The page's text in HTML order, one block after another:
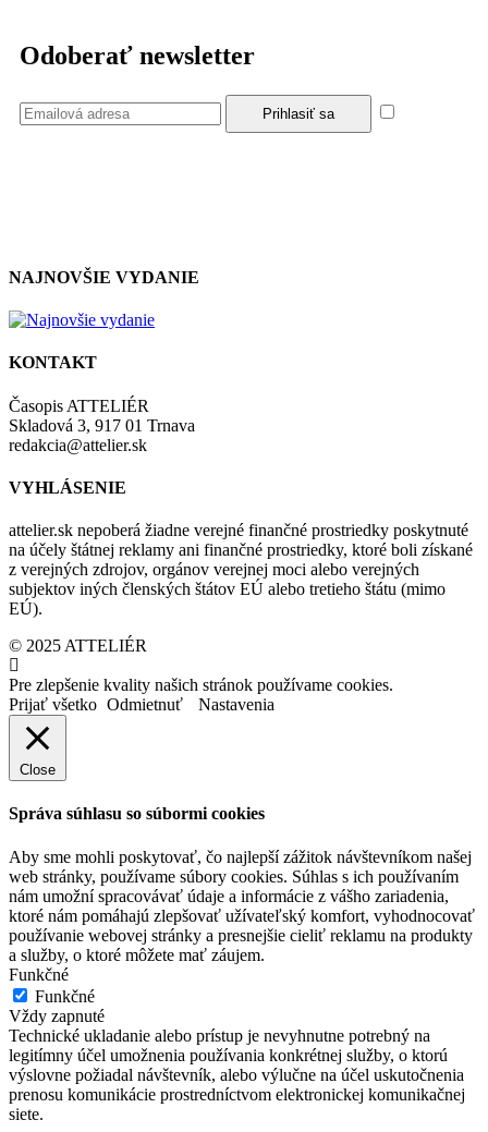
Odoberať newsletter
NAJNOVŠIE VYDANIE
KONTAKT
Časopis ATTELIÉR
Skladová 3, 917 01 Trnava
redakcia@attelier.sk
VYHLÁSENIE
attelier.sk nepoberá žiadne verejné finančné prostriedky poskytnuté
na účely štátnej reklamy ani finančné prostriedky, ktoré boli získané
z verejných zdrojov, orgánov verejnej moci alebo verejných
subjektov iných členských štátov EÚ alebo tretieho štátu (mimo
EÚ).
© 2025 ATTELIÉR
Pre zlepšenie kvality našich stránok používame cookies.
Prijať všetko Odmietnuť Nastavenia
Close
Správa súhlasu so súbormi cookies
Aby sme mohli poskytovať, čo najlepší zážitok návštevníkom našej
web stránky, používame súbory cookies. Súhlas s ich používaním
nám umožní spracovávať údaje a informácie z vášho zariadenia,
ktoré nám pomáhajú zlepšovať užívateľský komfort, vyhodnocovať
používanie webovej stránky a presnejšie cieliť reklamu na produkty
a služby, o ktoré môžete mať záujem.
Funkčné
Funkčné
Vždy zapnuté
Technické ukladanie alebo prístup je nevyhnutne potrebný na
legitímny účel umožnenia používania konkrétnej služby, o ktorú
výslovne požiadal návštevník, alebo výlučne na účel uskutočnenia
prenosu komunikácie prostredníctvom elektronickej komunikačnej
siete.